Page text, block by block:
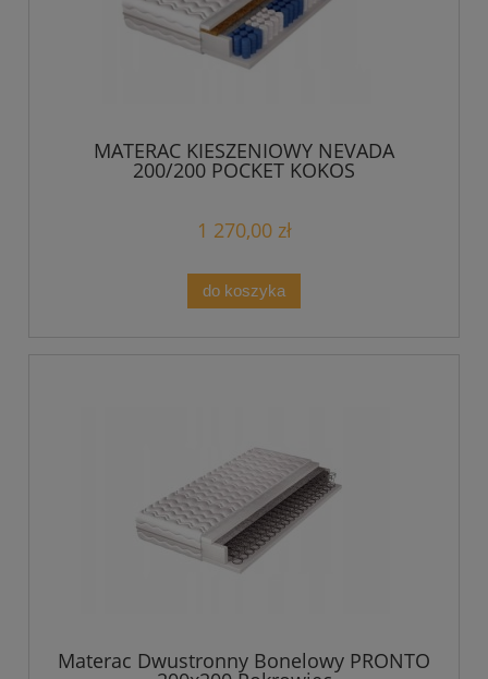
MATERAC KIESZENIOWY NEVADA
200/200 POCKET KOKOS
1 270,00 zł
do koszyka
Materac Dwustronny Bonelowy PRONTO